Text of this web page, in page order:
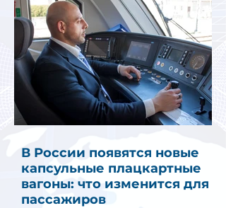
В России появятся новые
капсульные плацкартные
вагоны: что изменится для
пассажиров